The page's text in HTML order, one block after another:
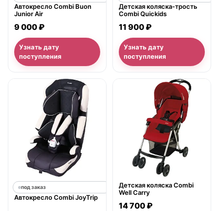
Автокресло Combi Buon
Junior Air
9 000 ₽
Узнать дату
поступления
Детская коляска-трость
Combi Quickids
11 900 ₽
Узнать дату
поступления
под заказ
Автокресло Combi JoyTrip
нет в продаже
Детская коляска Combi
Well Carry
14 700 ₽